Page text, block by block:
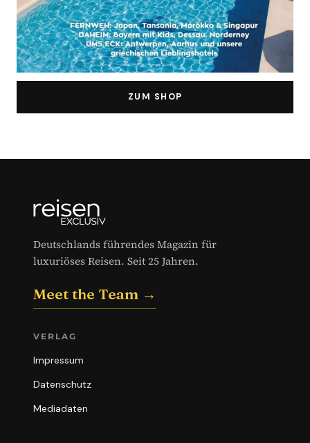
ZUM SHOP
Deutschlands führendes Magazin für
luxuriöses Reisen. Seit 25 Jahren.
Meet the Team →
VERLAG
Impressum
Datenschutz
Mediadaten